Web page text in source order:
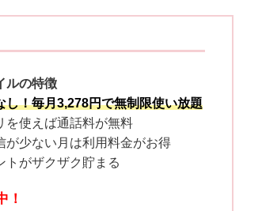
ルの特徴
し！毎月3,278円で無制限使い放題
を使えば通話料が無料
が少ない月は利用料金がお得
トがザクザク貯まる
！